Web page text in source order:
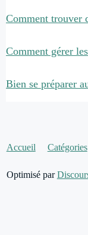
Comment trouver
Comment gérer
Bien se préparer
Accueil Catégories
Optimisé par